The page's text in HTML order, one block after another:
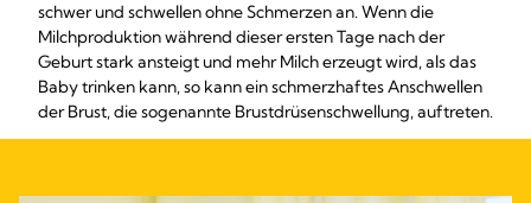
schwer und schwellen ohne Schmerzen an. Wenn die
Milchproduktion während dieser ersten Tage nach der
Geburt stark ansteigt und mehr Milch erzeugt wird, als das
Baby trinken kann, so kann ein schmerzhaftes Anschwellen
der Brust, die sogenannte Brustdrüsenschwellung, auftreten.